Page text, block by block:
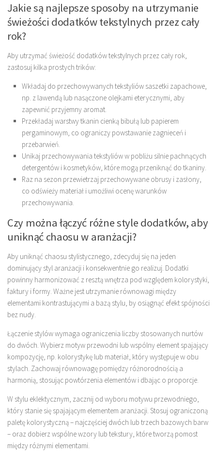
Jakie są najlepsze sposoby na utrzymanie
świeżości dodatków tekstylnych przez cały
rok?
Aby utrzymać świeżość dodatków tekstylnych przez cały rok,
zastosuj kilka prostych trików:
Wkładaj do przechowywanych tekstyliów saszetki zapachowe,
np. z lawendą lub nasączone olejkami eterycznymi, aby
zapewnić przyjemny aromat.
Przekładaj warstwy tkanin cienką bibułą lub papierem
pergaminowym, co ograniczy powstawanie zagnieceń i
przebarwień.
Unikaj przechowywania tekstyliów w pobliżu silnie pachnących
detergentów i kosmetyków, które mogą przeniknąć do tkaniny.
Raz na sezon przewietrzaj przechowywane obrusy i zasłony,
co odświeży materiał i umożliwi ocenę warunków
przechowywania.
Czy można łączyć różne style dodatków, aby
uniknąć chaosu w aranżacji?
Aby uniknąć chaosu stylistycznego, zdecyduj się na jeden
dominujący styl aranżacji i konsekwentnie go realizuj. Dodatki
powinny harmonizować z resztą wnętrza pod względem kolorystyki,
faktury i formy. Ważne jest utrzymanie równowagi między
elementami kontrastującymi a bazą stylu, by osiągnąć efekt spójności
bez nudy.
Łączenie stylów wymaga ograniczenia liczby stosowanych nurtów
do dwóch. Wybierz motyw przewodni lub wspólny element spajający
kompozycję, np. kolorystykę lub materiał, który występuje w obu
stylach. Zachowaj równowagę pomiędzy różnorodnością a
harmonią, stosując powtórzenia elementów i dbając o proporcje.
W stylu eklektycznym, zacznij od wyboru motywu przewodniego,
który stanie się spajającym elementem aranżacji. Stosuj ograniczoną
paletę kolorystyczną – najczęściej dwóch lub trzech bazowych barw
– oraz dobierz wspólne wzory lub tekstury, które tworzą pomost
między różnymi elementami.